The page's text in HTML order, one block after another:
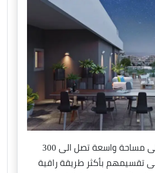
على مساحة واسعة تصل الى 300
تقسيمهم بأكثر طريقة راقية